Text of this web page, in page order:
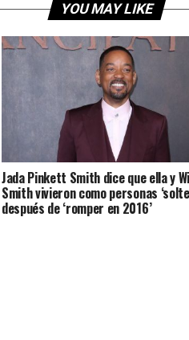
YOU MAY LIKE
Jada Pinkett Smith dice que ella y
Smith vivieron como personas
después de ‘romper en 2016’